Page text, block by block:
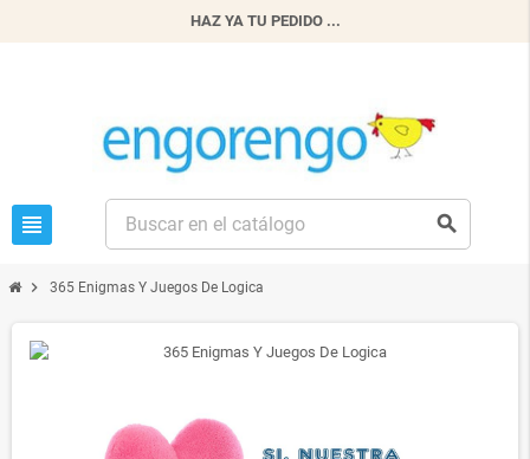
HAZ YA TU PEDIDO ...
view_headline search
chevron_right 365 Enigmas Y Juegos De Logica